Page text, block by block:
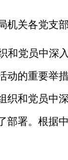
机关各党支
和党员中深
动的重要举
织和党员中
部署。根据